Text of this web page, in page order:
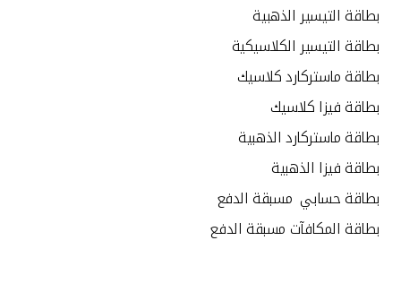
بطاقة التيسير الذهبية
بطاقة التيسير الكلاسيكية
بطاقة ماستركارد كلاسيك
بطاقة فيزا كلاسيك
بطاقة ماستركارد الذهبية
بطاقة فيزا الذهبية
بطاقة حسابي مسبقة الدفع
بطاقة المكافآت مسبقة الدفع